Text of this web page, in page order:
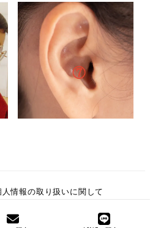
人情報の取り扱いに関して